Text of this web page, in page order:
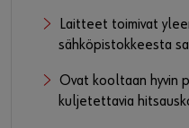
Laitteet toimivat
sähköpistokkeesta
Ovat kooltaan hyvin
kuljetettavia